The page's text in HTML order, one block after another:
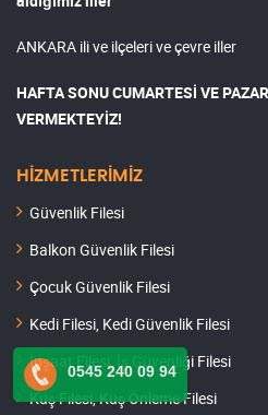
ANKARA ili ve ilçeleri ve çevre iller
HAFTA SONU CUMARTESİ VE
VERMEKTEYİZ!
HİZMETLERİMİZ
Güvenlik Filesi
Balkon Güvenlik Filesi
Çocuk Güvenlik Filesi
Kedi Filesi, Kedi Güvenlik Filesi
İnşaat Filesi, İş Güvenliği Filesi
Kuş Filesi, Kuş Önleme Filesi
0545 240 09 94